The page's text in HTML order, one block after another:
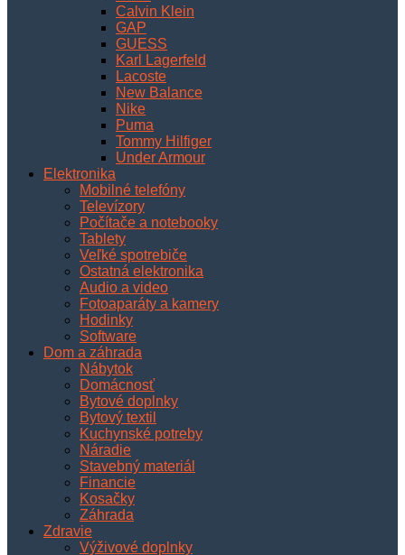
Calvin Klein
GAP
GUESS
Karl Lagerfeld
Lacoste
New Balance
Nike
Puma
Tommy Hilfiger
Under Armour
Elektronika
Mobilné telefóny
Televízory
Počítače a notebooky
Tablety
Veľké spotrebiče
Ostatná elektronika
Audio a video
Fotoaparáty a kamery
Hodinky
Software
Dom a záhrada
Nábytok
Domácnosť
Bytové doplnky
Bytový textil
Kuchynské potreby
Náradie
Stavebný materiál
Financie
Kosačky
Záhrada
Zdravie
Výživové doplnky